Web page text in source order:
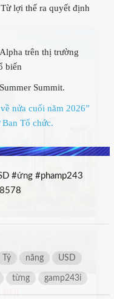
×
lợi thế ra quyết định
trên thị trường
biến
tại VIF 2026 Summer Summit.
nửa cuối năm 2026”
Tổ chức.
#ứng #phamp243
Tỷ năng USD
từng gamp243i